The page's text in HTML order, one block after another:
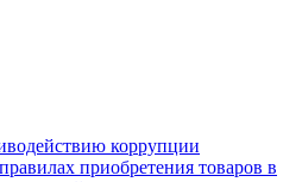
коррупции
приобретения товаров в